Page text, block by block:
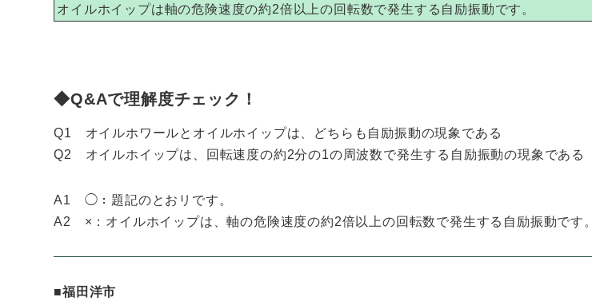
オイルホイップは軸の危険速度の約2倍以上の回転数で発生する自励振動です。
◆Q&Aで理解度チェック！
Q1 オイルホワールとオイルホイップは、どちらも自励振動の現象である
Q2 オイルホイップは、回転速度の約2分の1の周波数で発生する自励振動の現象である
A1 ◯：題記のとおリです。
A2 ×：オイルホイップは、軸の危険速度の約2倍以上の回転数で発生する自励振動です。
■福田洋市